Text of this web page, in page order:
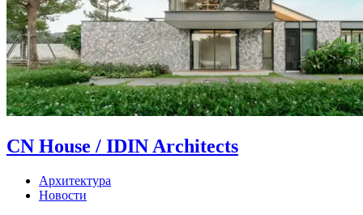
CN House / IDIN Architects
Архитектура
Новости